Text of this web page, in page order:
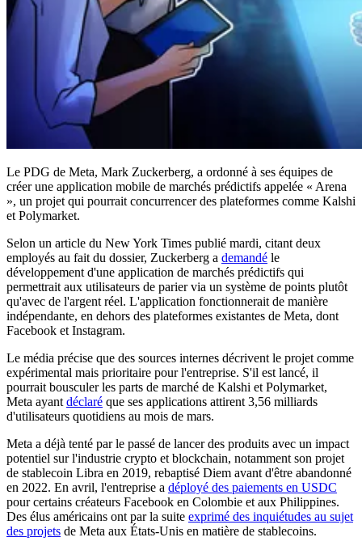
Le PDG de Meta, Mark Zuckerberg, a ordonné à ses équipes de
créer une application mobile de marchés prédictifs appelée « Arena
», un projet qui pourrait concurrencer des plateformes comme Kalshi
et Polymarket.
Selon un article du New York Times publié mardi, citant deux
employés au fait du dossier, Zuckerberg a demandé le
développement d'une application de marchés prédictifs qui
permettrait aux utilisateurs de parier via un système de points plutôt
qu'avec de l'argent réel. L'application fonctionnerait de manière
indépendante, en dehors des plateformes existantes de Meta, dont
Facebook et Instagram.
Le média précise que des sources internes décrivent le projet comme
expérimental mais prioritaire pour l'entreprise. S'il est lancé, il
pourrait bousculer les parts de marché de Kalshi et Polymarket,
Meta ayant déclaré que ses applications attirent 3,56 milliards
d'utilisateurs quotidiens au mois de mars.
Meta a déjà tenté par le passé de lancer des produits avec un impact
potentiel sur l'industrie crypto et blockchain, notamment son projet
de stablecoin Libra en 2019, rebaptisé Diem avant d'être abandonné
en 2022. En avril, l'entreprise a déployé des paiements en USDC
pour certains créateurs Facebook en Colombie et aux Philippines.
Des élus américains ont par la suite exprimé des inquiétudes au sujet
des projets de Meta aux États-Unis en matière de stablecoins.